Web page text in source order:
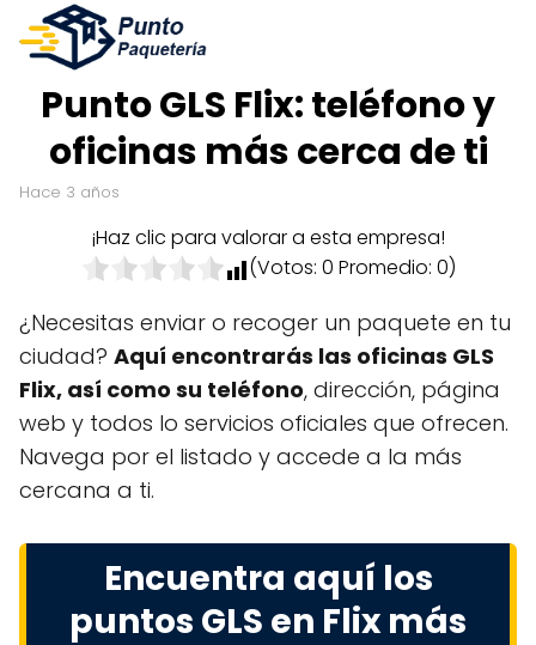
Punto GLS Flix: teléfono y
oficinas más cerca de ti
hace 3 años
¡Haz clic para valorar a esta empresa!
(Votos: 0 Promedio: 0)
¿Necesitas enviar o recoger un paquete en tu
ciudad? Aquí encontrarás las oficinas GLS
Flix, así como su teléfono, dirección, página
web y todos lo servicios oficiales que ofrecen.
Navega por el listado y accede a la más
cercana a ti.
Encuentra aquí los
puntos GLS en Flix más